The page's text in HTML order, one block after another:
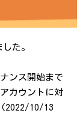
た。
ンス開始まで
カウントに対
(2022/10/13